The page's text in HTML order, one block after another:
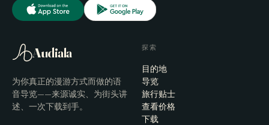
Audiala
为你真正的漫游方式而做的语
音导览——来源诚实、为街头讲
述、一次下载到手。
探索
目的地
导览
旅行贴士
查看价格
下载